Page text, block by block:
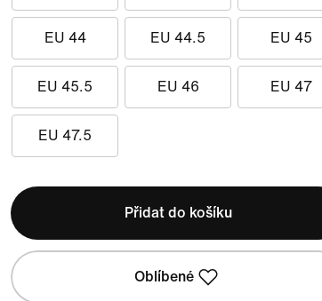
EU 44 EU 44.5 EU 45
EU 45.5 EU 46 EU 47
EU 47.5
Přidat do košíku
Oblíbené